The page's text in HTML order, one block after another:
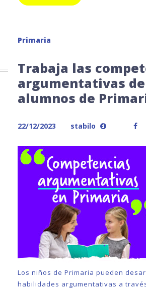
Primaria
Trabaja las
argumentativas
alumnos de
22/12/2023 stabilo
Los niños de Primaria pueden
habilidades argumentativas a